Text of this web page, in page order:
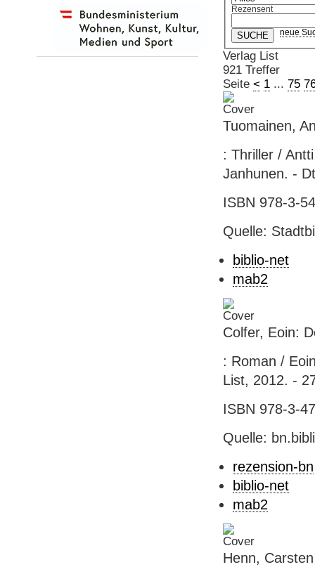
Rezensent
neue
Verlag List
921 Treffer
Seite < 1... 75
Tuomainen,
: Thriller /
Janhunen. -
ISBN 978-3-
Quelle:
biblio-net
mab2
Colfer, Eoin:
: Roman /
List, 2012. -
ISBN 978-3-
Quelle:
rezension-bn
biblio-net
mab2
Henn,